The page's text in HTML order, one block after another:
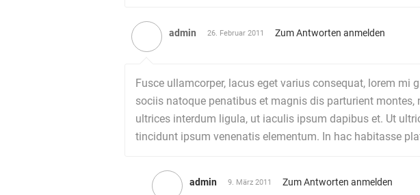
admin 26. Februar 2011 Zum Antworten anmelden
Fusce ullamcorper, lacus eget varius consequat, lorem mi
sociis natoque penatibus et magnis dis parturient
ultrices interdum ligula, ut iaculis ipsum dapibus et. Ut
tincidunt ipsum venenatis elementum. In hac habitasse
admin 9. März 2011 Zum Antworten anmelden